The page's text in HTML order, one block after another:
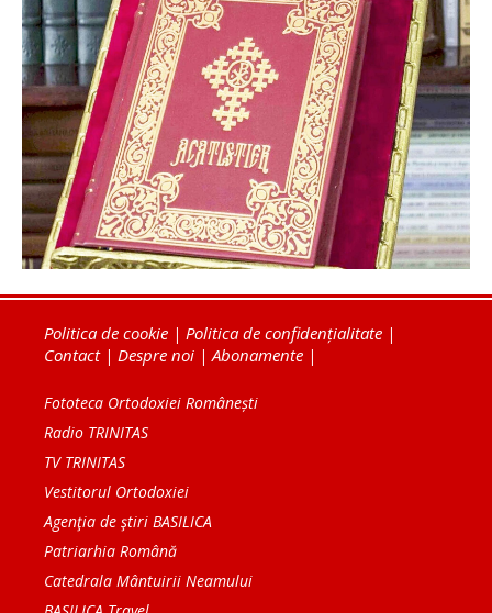
Politica de cookie | Politica de confidențialitate |
Contact| Despre noi | Abonamente |
Fototeca Ortodoxiei Românești
Radio TRINITAS
TV TRINITAS
Vestitorul Ortodoxiei
Agenţia de ştiri BASILICA
Patriarhia Română
Catedrala Mântuirii Neamului